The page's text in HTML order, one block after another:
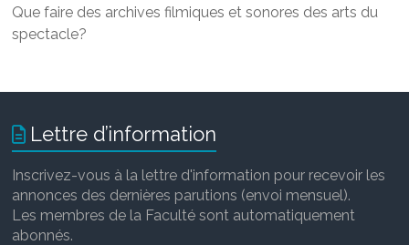
Que faire des archives filmiques et sonores des arts du
spectacle?
Lettre d’information
Inscrivez-vous à la lettre d'information pour recevoir les
annonces des dernières parutions (envoi mensuel).
Les membres de la Faculté sont automatiquement
abonnés.